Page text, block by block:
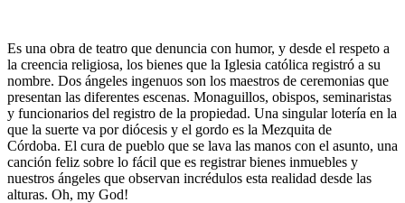
Es una obra de teatro que denuncia con humor, y desde el respeto a
la creencia religiosa, los bienes que la Iglesia católica registró a su
nombre. Dos ángeles ingenuos son los maestros de ceremonias que
presentan las diferentes escenas. Monaguillos, obispos, seminaristas
y funcionarios del registro de la propiedad. Una singular lotería en la
que la suerte va por diócesis y el gordo es la Mezquita de
Córdoba. El cura de pueblo que se lava las manos con el asunto, una
canción feliz sobre lo fácil que es registrar bienes inmuebles y
nuestros ángeles que observan incrédulos esta realidad desde las
alturas. Oh, my God!